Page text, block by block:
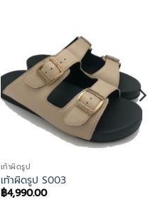
เท้าผิดรูป
เท้าผิดรูป S003
฿4,990.00